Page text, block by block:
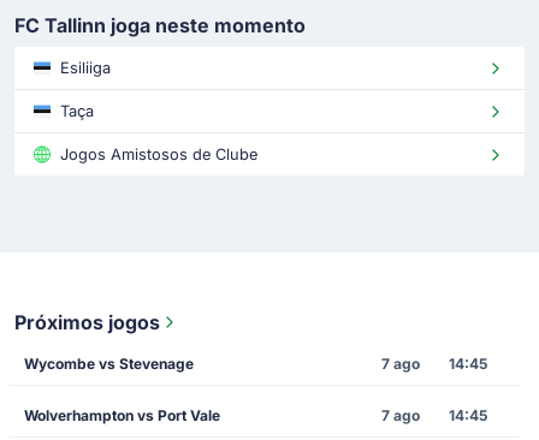
FC Tallinn joga neste momento
Esiliiga
Taça
Jogos Amistosos de Clube
Próximos jogos
Wycombe vs Stevenage 7 ago 14:45
Wolverhampton vs Port Vale 7 ago 14:45